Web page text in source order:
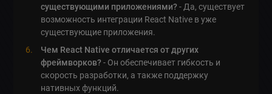
существующими приложениями?- Да, существует
возможность интеграции React Native в уже
существующие приложения.
Чем React Native отличается от других
фреймворков?- Он обеспечивает гибкость и
скорость разработки, а также поддержку
нативных функций.